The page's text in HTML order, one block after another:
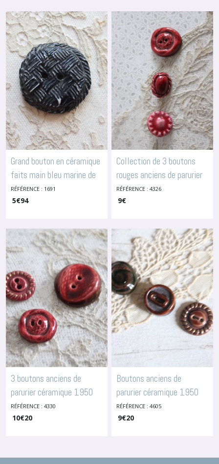
Grand bouton en céramique
faits main bleu marine de
4.5 cm, 1691
Céramique
RÉFÉRENCE : 1691
5€94
Collection de 3 boutons
rouges anciens de parurier
céramique-Boutons En
Céramique
RÉFÉRENCE : 4326
9€
3 boutons anciens de
parurier céramique 1950
Paris France, 4330
-Boutons En Céramique
RÉFÉRENCE : 4330
10€20
Boutons anciens de
parurier céramique 1950
Paris France-
Céramique
RÉFÉRENCE : 4605
9€20